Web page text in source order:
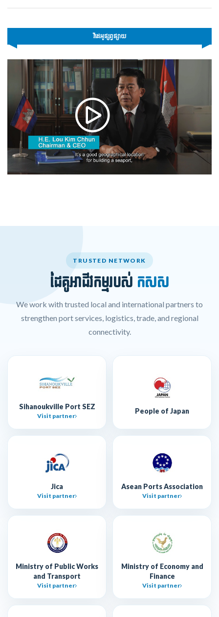
វីដេអូផ្សព្វផ្សាយ
TRUSTED NETWORK
ដៃគូអាជីវកម្មរបស់ កសស
We work with trusted local and international partners to
strengthen port services, logistics, trade, and regional
connectivity.
Sihanoukville Port SEZ
Visit partner
People of Japan
Jica
Visit partner
Asean Ports Association
Visit partner
Ministry of Public Works
and Transport
Visit partner
Ministry of Economy and
Finance
Visit partner